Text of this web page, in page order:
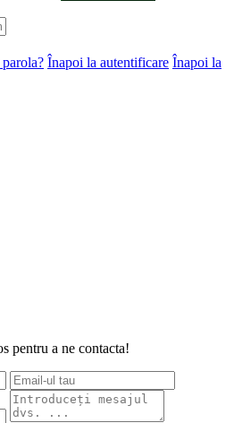
Înapoi la autentificare Înapoi la
pentru a ne contacta!